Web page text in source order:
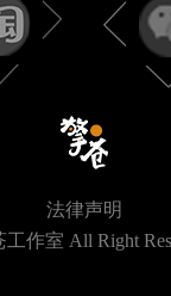
法律声明
工作室 All Right